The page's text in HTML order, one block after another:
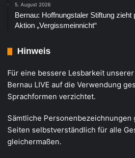
5. August 2026
Bernau: Hoffnungstaler Stiftung zieht
Aktion „Vergissmeinnicht“
Hinweis
Für eine bessere Lesbarkeit
Bernau LIVE auf die Verwendung
Sprachformen verzichtet.
Sämtliche Personenbezeichnungen
Seiten selbstverständlich für alle
gleichermaßen.